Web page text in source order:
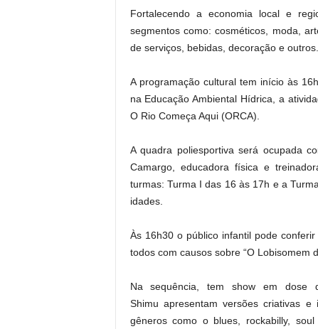
Fortalecendo a economia local e
segmentos como: cosméticos, moda,
de serviços, bebidas, decoração e
A programação cultural tem início às
na Educação Ambiental Hídrica, a
O Rio Começa Aqui (ORCA).
A quadra poliesportiva será ocupada
Camargo, educadora física e
turmas: Turma I das 16 às 17h e a
idades.
Às 16h30 o público infantil pode
todos com causos sobre “O Lobisomem
Na sequência, tem show em dose
Shimu apresentam versões criativas
gêneros como o blues, rockabilly,